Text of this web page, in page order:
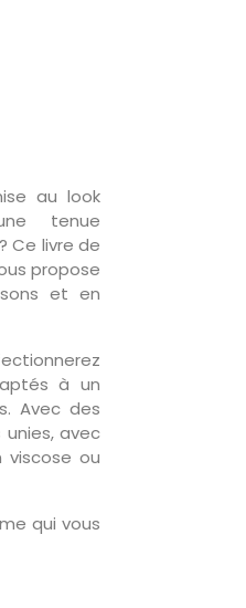
au look
tenue
Ce livre de
propose
et en
à un
Avec des
avec
viscose ou
qui vous